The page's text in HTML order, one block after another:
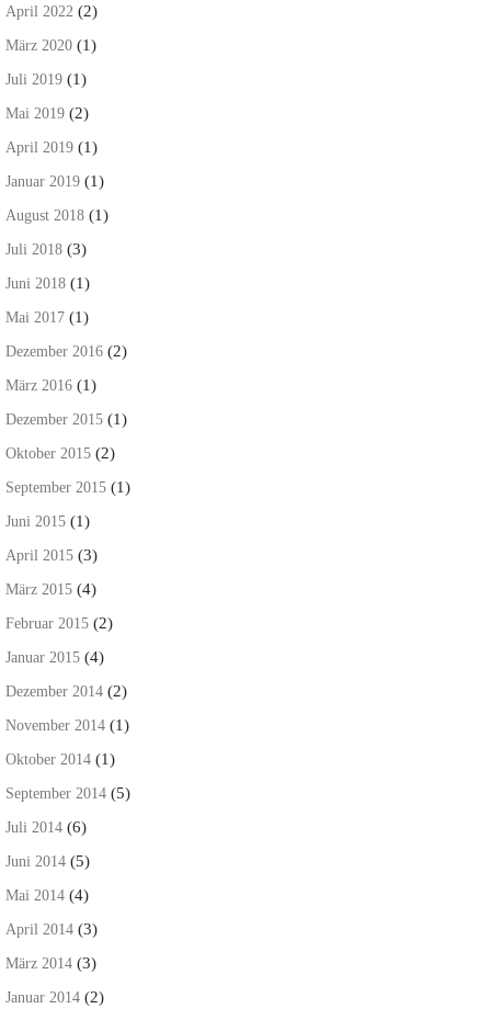
April 2022 (2)
März 2020 (1)
Juli 2019 (1)
Mai 2019 (2)
April 2019 (1)
Januar 2019 (1)
August 2018 (1)
Juli 2018 (3)
Juni 2018 (1)
Mai 2017 (1)
Dezember 2016 (2)
März 2016 (1)
Dezember 2015 (1)
Oktober 2015 (2)
September 2015 (1)
Juni 2015 (1)
April 2015 (3)
März 2015 (4)
Februar 2015 (2)
Januar 2015 (4)
Dezember 2014 (2)
November 2014 (1)
Oktober 2014 (1)
September 2014 (5)
Juli 2014 (6)
Juni 2014 (5)
Mai 2014 (4)
April 2014 (3)
März 2014 (3)
Januar 2014 (2)